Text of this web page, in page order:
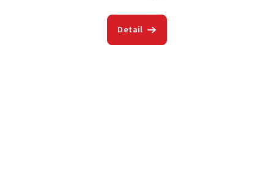
Detail